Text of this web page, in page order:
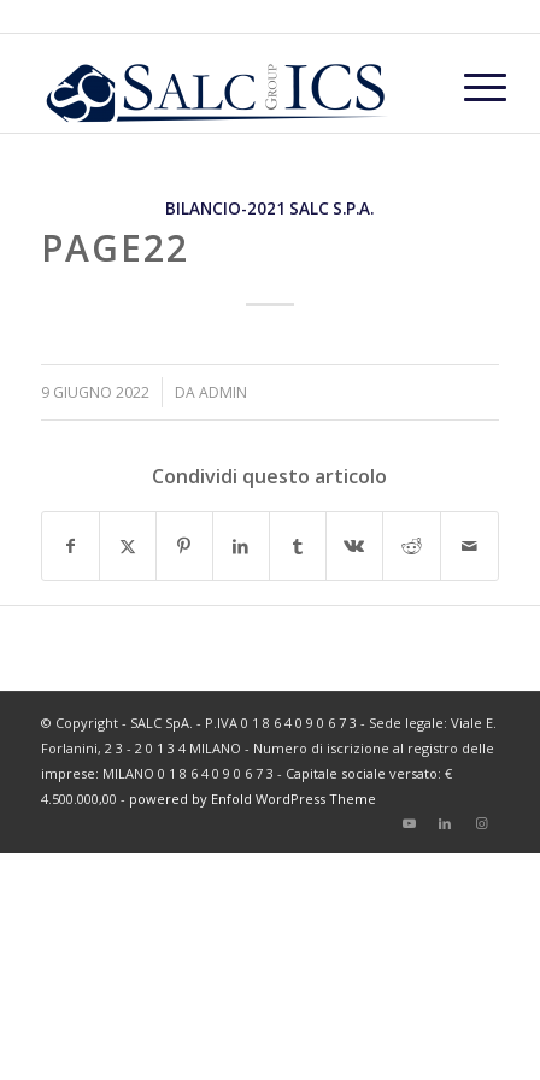
BILANCIO-2021 SALC S.P.A.
PAGE22
9 GIUGNO 2022 DAADMIN
Condividi questo articolo
© Copyright - SALC SpA. - P.IVA 0 1 8 6 4 0 9 0 6 7 3 - Sede legale: Viale E.
Forlanini, 2 3 - 2 0 1 3 4 MILANO - Numero di iscrizione al registro delle
imprese: MILANO 0 1 8 6 4 0 9 0 6 7 3 - Capitale sociale versato: €
4.500.000,00 - powered by Enfold WordPress Theme